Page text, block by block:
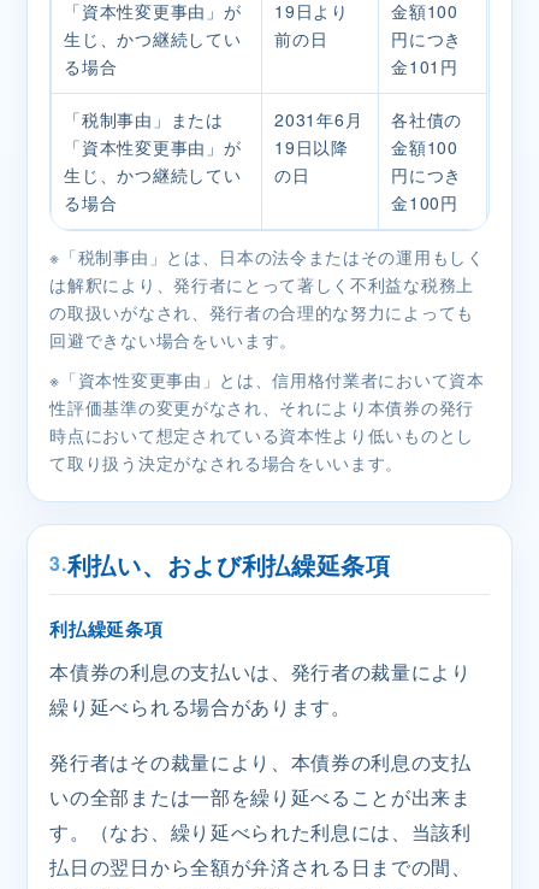
「資本性変更事由」が
生じ、かつ継続してい
る場合
19日より
前の日
金額100
円につき
金101円
「税制事由」または
「資本性変更事由」が
生じ、かつ継続してい
る場合
2031年6月
19日以降
の日
各社債の
金額100
円につき
金100円
※「税制事由」とは、日本の法令またはその運用もしく
は解釈により、発行者にとって著しく不利益な税務上
の取扱いがなされ、発行者の合理的な努力によっても
回避できない場合をいいます。
※「資本性変更事由」とは、信用格付業者において資本
性評価基準の変更がなされ、それにより本債券の発行
時点において想定されている資本性より低いものとし
て取り扱う決定がなされる場合をいいます。
3.利払い、および利払繰延条項
利払繰延条項
本債券の利息の支払いは、発行者の裁量により
繰り延べられる場合があります。
発行者はその裁量により、本債券の利息の支払
いの全部または一部を繰り延べることが出来ま
す。（なお、繰り延べられた利息には、当該利
払日の翌日から全額が弁済される日までの間、